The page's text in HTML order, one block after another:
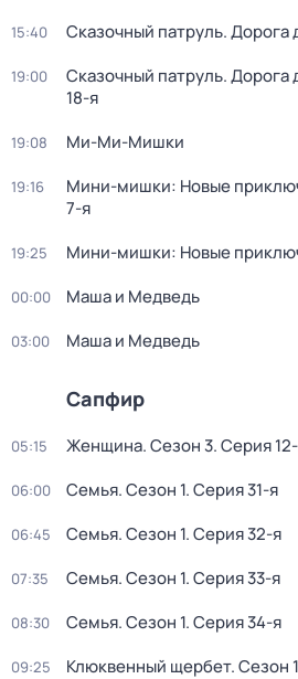
15:40 Сказочный патруль. Дорога
19:00 Сказочный патруль. Дорога
18-я
19:08 Ми-Ми-Мишки
19:16 Мини-мишки: Новые
7-я
19:25 Мини-мишки: Новые
00:00 Маша и Медведь
03:00 Маша и Медведь
Сапфир
05:15 Женщина. Сезон 3. Серия
06:00 Семья. Сезон 1. Серия 31-я
06:45 Семья. Сезон 1. Серия 32-я
07:35 Семья. Сезон 1. Серия 33-я
08:30 Семья. Сезон 1. Серия 34-я
09:25 Клюквенный щербет. Сезон 1